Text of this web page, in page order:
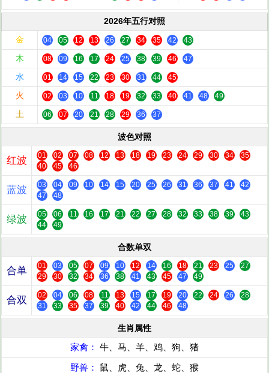
2026年五行对照
金
04 05 12 13 26 27 34 35 42 43
木 08 09 16 17 24 25 38 39 46 47
水 01 14 15 22 23 30 31 44 45
火 02 03 10 11 18 19 32 33 40 41 48 49
土 06 07 20 21 28 29 36 37
波色对照
红波 01 02 07 08 12 13 18 19 23 24 29 30 34
35
40
45 46
蓝波 03 04 09 10 14 15 20 25 26 31 36 37 41
42
47
48
绿波 05 06 11 16 17 21 22 27 28 32 33 38 39
43
44
49
合数单双
合单 01 03 05 07 09 10 12 14 16 18 21 23 25
27
29
30 32 34 36 38 41 43 45 47 49
合双 02 04 06 08 11 13 15 17 19 20 22 24 26
28
31
33 35 37 39 40 42 44 46 48
生肖属性
家禽： 牛、马、羊、鸡、狗、猪
野兽： 鼠、虎、兔、龙、蛇、猴